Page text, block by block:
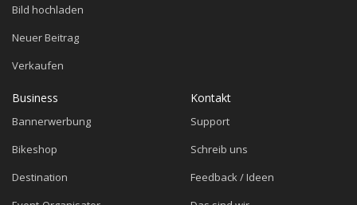
Bild hochladen
Neuer Beitrag
Verkaufen
Business
Bannerwerbung
Bikeshop
Destination
Kontakt
Support
Schreib uns
Feedback / Ideen